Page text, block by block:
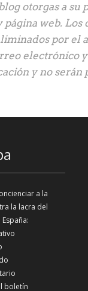
otorgas a su
web. Los
por el
electrónico
y no serán
a la
la lacra del
boletín